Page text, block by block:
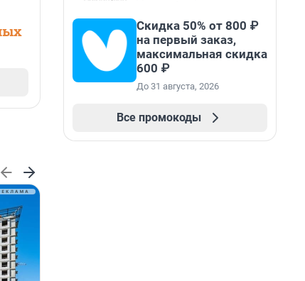
Скидка 50% от 800 ₽
на первый заказ,
максимальная скидка
600 ₽
До 31 августа, 2026
Все промокоды